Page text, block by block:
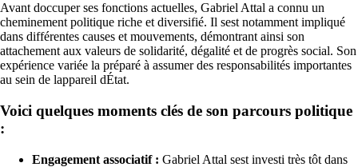
Avant doccuper ses fonctions actuelles, Gabriel Attal a connu un
cheminement politique riche et diversifié. Il sest notamment impliqué
dans différentes causes et mouvements, démontrant ainsi son
attachement aux valeurs de solidarité, dégalité et de progrès social. Son
expérience variée la préparé à assumer des responsabilités importantes
au sein de lappareil dÉtat.
Voici quelques moments clés de son parcours politique
:
Engagement associatif : Gabriel Attal sest investi très tôt dans